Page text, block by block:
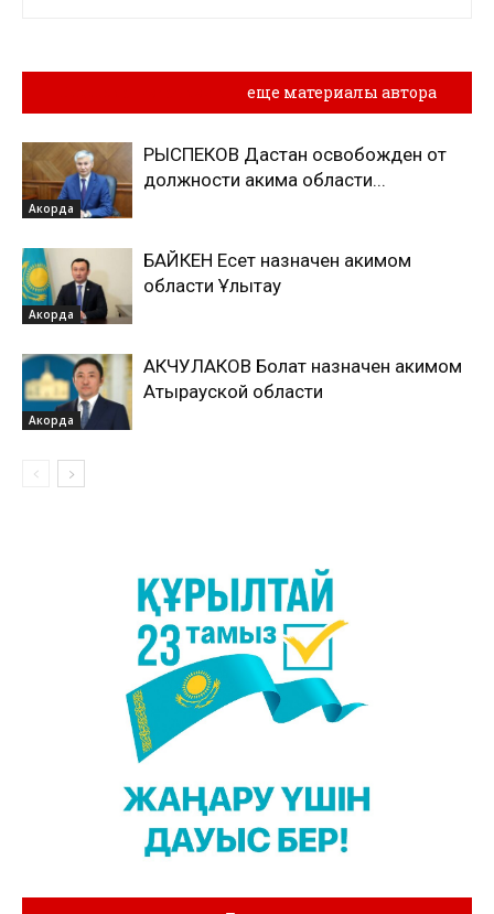
еще материалы автора
Акорда
РЫСПЕКОВ Дастан освобожден от
должности акима области...
Акорда
БАЙКЕН Есет назначен акимом
области Ұлытау
Акорда
АКЧУЛАКОВ Болат назначен акимом
Атырауской области